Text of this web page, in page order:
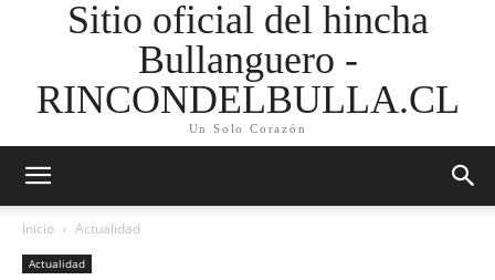
Sitio oficial del hincha
Bullanguero -
RINCONDELBULLA.CL
Un Solo Corazón
Inicio Actualidad
Actualidad